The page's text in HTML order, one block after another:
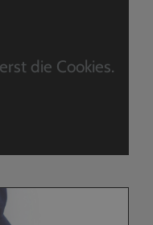
die Cookies.